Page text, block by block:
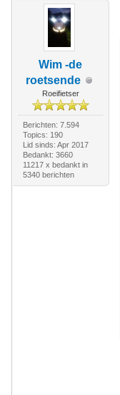
Wim -de
roetsende
Roeifietser
Berichten: 7.594
Topics: 190
Lid sinds: Apr 2017
Bedankt: 3660
11217 x bedankt in
5340 berichten